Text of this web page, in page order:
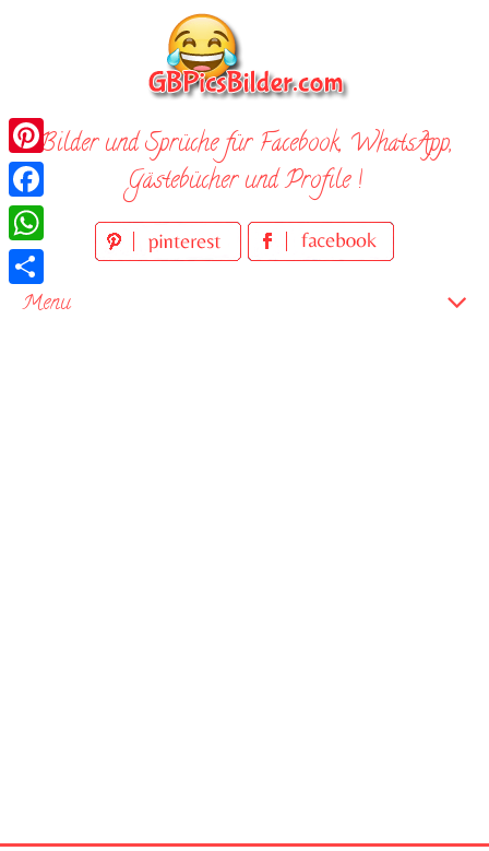
Bilder und Sprüche für Facebook, WhatsApp,
Gästebücher und Profile !
Menu
Pinterest
Facebook
WhatsApp
Teilen